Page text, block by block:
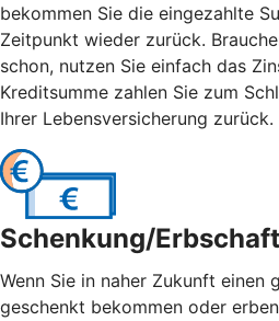
bekommen Sie die eingezahlte
Zeitpunkt wieder zurück.
schon, nutzen Sie einfach das
Kreditsumme zahlen Sie zum
Ihrer Lebensversicherung zurück.
Schenkung/Erbschaft
Wenn Sie in naher Zukunft einen
geschenkt bekommen oder